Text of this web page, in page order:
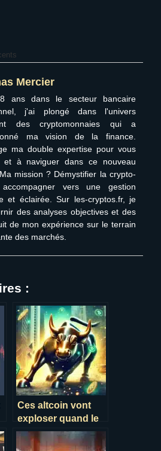
Mercier
ans dans le secteur bancaire
j'ai plongé dans l'univers
des cryptomonnaies qui a
ma vision de la finance.
ma double expertise pour vous
et à naviguer dans ce nouveau
mission ? Démystifier la crypto-
vers une gestion
et éclairée. Sur les-cryptos.fr, je
des analyses objectives et des
de mon expérience sur le terrain
des marchés.
:
Ces altcoin vont
exploser quand le
bitcoin repartira à la
hausse